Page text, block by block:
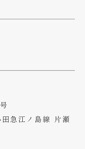
急江ノ島線 片瀬